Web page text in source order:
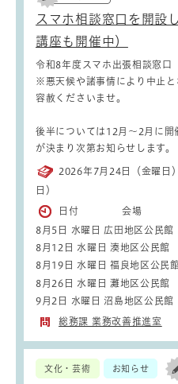
スマホ相談窓口を開設
講座も開催中）
令和8年度スマホ出張相談窓口
※悪天候や諸事情により中止
容赦くださいませ。
後半については12月～2月に開
が決まり次第お知らせします。
2026年7月24日（金曜日
日）
日付 会場
8月5日 水曜日 広田地区公民館
8月12日 水曜日 湊地区公民館
8月19日 水曜日 福良地区公民
8月26日 水曜日 灘地区公民館
9月2日 水曜日 沼島地区公民館
総務課 業務改善推進室
文化・芸術 お知らせ